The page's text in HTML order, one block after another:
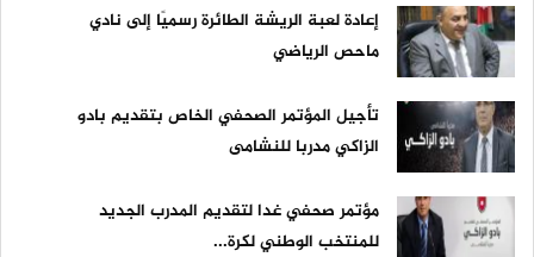
إعادة لعبة الريشة الطائرة رسميًا إلى نادي
ماحص الرياضي
تأجيل المؤتمر الصحفي الخاص بتقديم بادو
الزاكي مدربا للنشامى
مؤتمر صحفي غدا لتقديم المدرب الجديد
للمنتخب الوطني لكرة...